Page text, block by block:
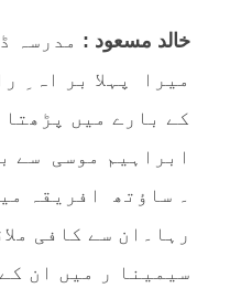
خالد مسعود : مدرسہ
میرا پہلا بر اہ
کے بارے میں
ابراہیم موسی سے
۔ ساؤتھ افریقہ
رہا۔ان سے کافی